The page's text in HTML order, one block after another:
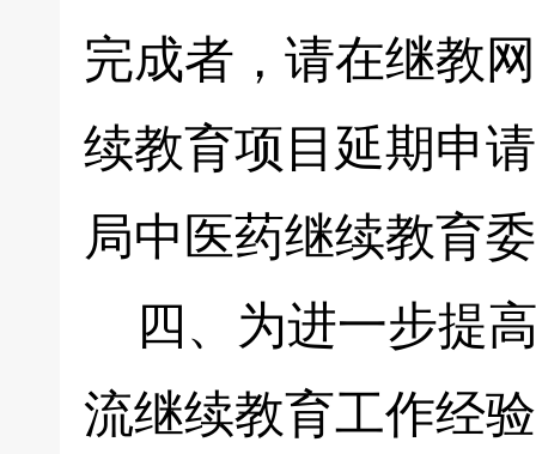
完成者，请在继教
续教育项目延期申
局中医药继续教育
四、为进一步提
流继续教育工作经